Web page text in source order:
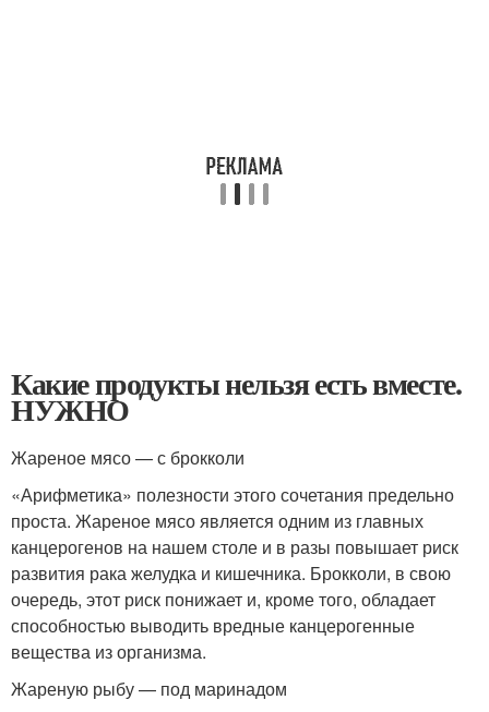
Какие продукты нельзя есть вместе.
НУЖНО
Жареное мясо — с брокколи
«Арифметика» полезности этого сочетания предельно
проста. Жареное мясо является одним из главных
канцерогенов на нашем столе и в разы повышает риск
развития рака желудка и кишечника. Брокколи, в свою
очередь, этот риск понижает и, кроме того, обладает
способностью выводить вредные канцерогенные
вещества из организма.
Жареную рыбу — под маринадом